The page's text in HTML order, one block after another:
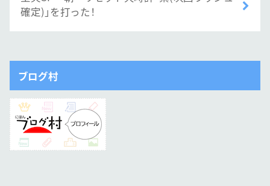
確定)」を打った！
ブログ村